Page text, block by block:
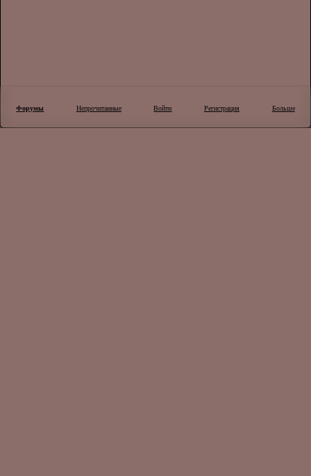
Форумы Непрочитанные Войти Регистрация Больше